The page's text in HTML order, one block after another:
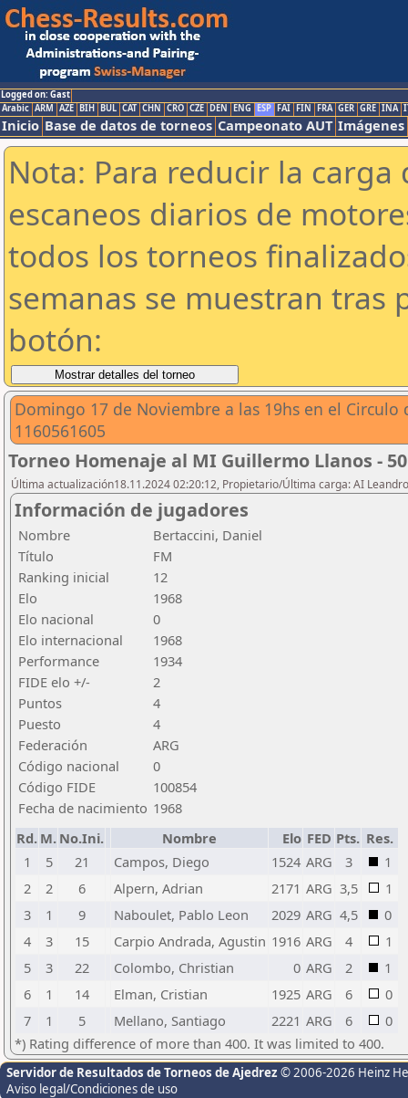
Logged on: Gast
Arabic ARM AZE BIH BUL CAT CHN CRO CZE DEN ENG ESP FAI FIN FRA GER GRE INA
Inicio Base de datos de torneos Campeonato AUT Imágenes
Nota: Para reducir la
escaneos diarios de
todos los torneos
semanas se muestran tras
botón:
Domingo 17 de Noviembre a las 19hs en el Circulo
1160561605
Torneo Homenaje al MI Guillermo Llanos -
Última actualización18.11.2024 02:20:12, Propietario/Última carga: AI
Información de jugadores
Nombre
Bertaccini, Daniel
Título
FM
Ranking inicial
12
Elo
1968
Elo nacional
0
Elo internacional
1968
Performance
1934
FIDE elo +/-
2
Puntos
4
Puesto
4
Federación
ARG
Código nacional
0
Código FIDE
100854
Fecha de nacimiento 1968
Rd. M. No.Ini. Nombre Elo FED Pts. Res.
1
5 21 Campos, Diego 1524 ARG 3
1
2
2 6 Alpern, Adrian 2171 ARG 3,5
1
3
1 9 Naboulet, Pablo Leon 2029 ARG 4,5
0
4
3 15 Carpio Andrada, Agustin 1916 ARG 4
1
5
3 22 Colombo, Christian 0 ARG 2
1
6
1 14 Elman, Cristian 1925 ARG 6
0
7
1 5 Mellano, Santiago 2221 ARG 6
0
*) Rating difference of more than 400. It was limited to 400.
Servidor de Resultados de Torneos de Ajedrez © 2006-2026 Heinz
Aviso legal/Condiciones de uso